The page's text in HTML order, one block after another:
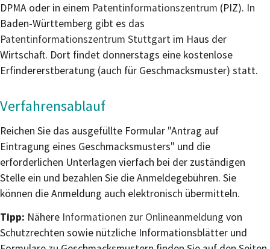
DPMA oder in einem Patentinformationszentrum (PIZ). In
Baden-Württemberg gibt es das
Patentinformationszentrum Stuttgart im Haus der
Wirtschaft. Dort findet donnerstags eine kostenlose
Erfindererstberatung (auch für Geschmacksmuster) statt.
Verfahrensablauf
Reichen Sie das ausgefüllte Formular "Antrag auf
Eintragung eines Geschmacksmusters" und die
erforderlichen Unterlagen vierfach bei der zuständigen
Stelle ein und bezahlen Sie die Anmeldegebühren. Sie
können die Anmeldung auch elektronisch übermitteln.
Tipp: Nähere Informationen zur Onlineanmeldung von
Schutzrechten sowie nützliche Informationsblätter und